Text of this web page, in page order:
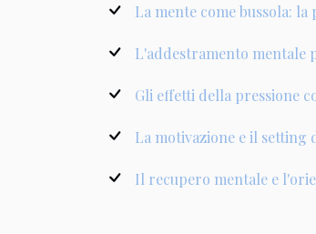
La mente come bussola:
L'addestramento mentale
Gli effetti della pressione
La motivazione e il
Il recupero mentale e